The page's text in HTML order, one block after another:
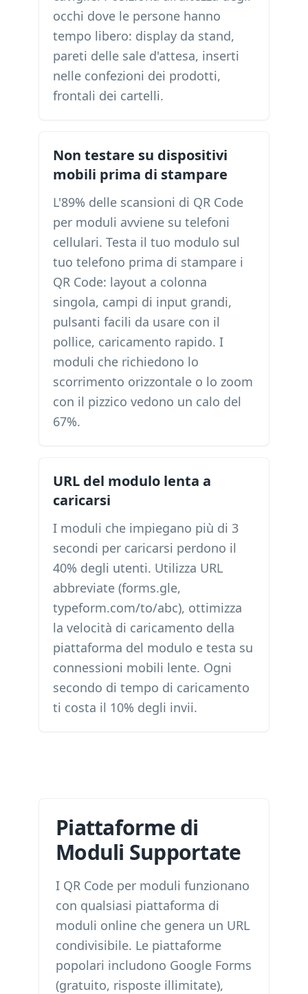
occhi dove le persone hanno
tempo libero: display da stand,
pareti delle sale d'attesa, inserti
nelle confezioni dei prodotti,
frontali dei cartelli.
Non testare su dispositivi
mobili prima di stampare
L'89% delle scansioni di QR Code
per moduli avviene su telefoni
cellulari. Testa il tuo modulo sul
tuo telefono prima di stampare i
QR Code: layout a colonna
singola, campi di input grandi,
pulsanti facili da usare con il
pollice, caricamento rapido. I
moduli che richiedono lo
scorrimento orizzontale o lo zoom
con il pizzico vedono un calo del
67%.
URL del modulo lenta a
caricarsi
I moduli che impiegano più di 3
secondi per caricarsi perdono il
40% degli utenti. Utilizza URL
abbreviate (forms.gle,
typeform.com/to/abc), ottimizza
la velocità di caricamento della
piattaforma del modulo e testa su
connessioni mobili lente. Ogni
secondo di tempo di caricamento
ti costa il 10% degli invii.
Piattaforme di
Moduli Supportate
I QR Code per moduli funzionano
con qualsiasi piattaforma di
moduli online che genera un URL
condivisibile. Le piattaforme
popolari includono Google Forms
(gratuito, risposte illimitate),